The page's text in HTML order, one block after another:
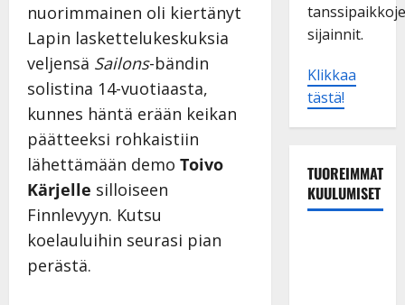
nuorimmainen oli kiertänyt
Lapin laskettelukeskuksia
veljensä Sailons-bändin
solistina 14-vuotiaasta,
kunnes häntä erään keikan
päätteeksi rohkaistiin
lähettämään demo Toivo
Kärjelle silloiseen
Finnlevyyn. Kutsu
koelauluihin seurasi pian
perästä.
sijainnit.
Klikkaa
tästä!
TUOREIMMAT
KUULUMISET